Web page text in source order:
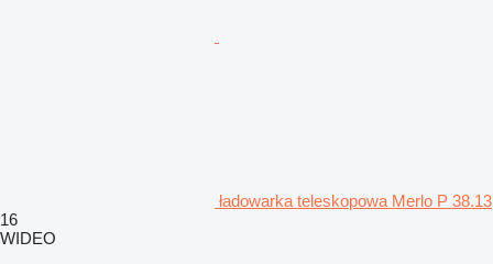
ładowarka teleskopowa Merlo P 38.13
16
WIDEO